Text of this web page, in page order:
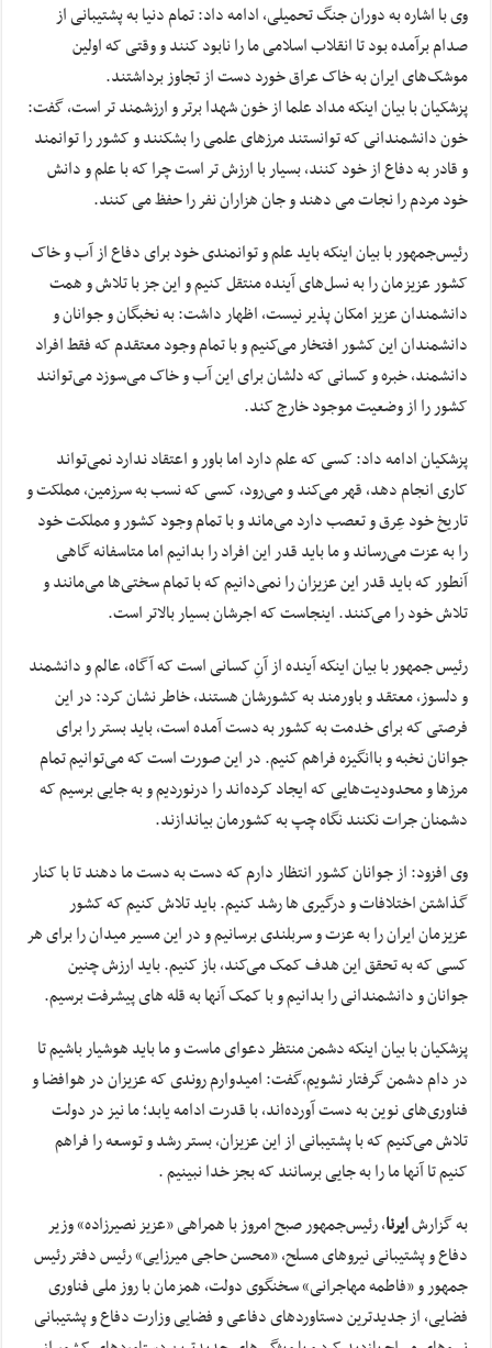
وی با اشاره به دوران جنگ تحمیلی، ادامه داد: تمام دنیا به پشتیبانی از
صدام برآمده بود تا انقلاب اسلامی ما را نابود کنند و وقتی که اولین
موشک‌های ایران به خاک عراق خورد دست از تجاوز برداشتند.
پزشکیان با بیان اینکه مداد علما از خون شهدا برتر و ارزشمند تر است، گفت:
خون دانشمندانی که توانستند مرزهای علمی را بشکنند و کشور را توانمند
و قادر به دفاع از خود کنند، بسیار با ارزش تر است چرا که با علم و دانش
خود مردم را نجات می دهند و جان هزاران نفر را حفظ می کنند.
رئیس‌جمهور با بیان اینکه باید علم و توانمندی خود برای دفاع از آب و خاک
کشور عزیزمان را به نسل‌های آینده منتقل کنیم و این جز با تلاش و همت
دانشمندان عزیز امکان پذیر نیست، اظهار داشت: به نخبگان و جوانان و
دانشمندان این کشور افتخار می‌کنیم و با تمام وجود معتقدم که فقط افراد
دانشمند، خبره و کسانی که دلشان برای این آب و خاک می‌سوزد می‌توانند
کشور را از وضعیت موجود خارج کند.
پزشکیان ادامه داد: کسی که علم دارد اما باور و اعتقاد ندارد نمی‌تواند
کاری انجام دهد، قهر می‌کند و می‌رود، کسی که نسب به سرزمین، مملکت و
تاریخ خود عِرق و تعصب دارد می‌ماند و با تمام وجود کشور و مملکت خود
را به عزت می‌رساند و ما باید قدر این افراد را بدانیم اما متاسفانه گاهی
آنطور که باید قدر این عزیزان را نمی‌دانیم که با تمام سختی‌ها می‌مانند و
تلاش خود را می‌کنند. اینجاست که اجرشان بسیار بالاتر است.
رئیس جمهور با بیان اینکه آینده از آنِ کسانی است که آگاه، عالم و دانشمند
و دلسوز، معتقد و باورمند به کشورشان هستند، خاطر نشان کرد: در این
فرصتی که برای خدمت به کشور به دست آمده است، باید بستر را برای
جوانان نخبه و باانگیزه فراهم کنیم. در این صورت است که می‌توانیم تمام
مرزها و محدودیت‌هایی که ایجاد کرده‌اند را درنوردیم و به جایی برسیم که
دشمنان جرات نکنند نگاه چپ به کشورمان بیاندازند.
وی افزود: از جوانان کشور انتظار دارم که دست به دست ما دهند تا با کنار
گذاشتن اختلافات و درگیری ها رشد کنیم. باید تلاش کنیم که کشور
عزیزمان ایران را به عزت و سربلندی برسانیم و در این مسیر میدان را برای هر
کسی که به تحقق این هدف کمک می‌کند، باز کنیم. باید ارزش چنین
جوانان و دانشمندانی را بدانیم و با کمک آنها به قله های پیشرفت برسیم.
پزشکیان با بیان اینکه دشمن منتظر دعوای ماست و ما باید هوشیار باشیم تا
در دام دشمن گرفتار نشویم،گفت: امیدوارم روندی که عزیزان در هوافضا و
فناوری‌های نوین به دست آورده‌اند، با قدرت ادامه یابد؛ ما نیز در دولت
تلاش می‌کنیم که با پشتیبانی از این عزیزان، بستر رشد و توسعه را فراهم
کنیم تا آنها ما را به جایی برسانند که بجز خدا نبینیم .
به گزارشایرنا، رئیس‌جمهور صبح امروز با همراهی «عزیز نصیرزاده» وزیر
دفاع و پشتیبانی نیروهای مسلح، «محسن حاجی میرزایی» رئیس دفتر رئیس
جمهور و «فاطمه مهاجرانی» سخنگوی دولت، همزمان با روز ملی فناوری
فضایی، از جدیدترین دستاوردهای دفاعی و فضایی وزارت دفاع و پشتیبانی